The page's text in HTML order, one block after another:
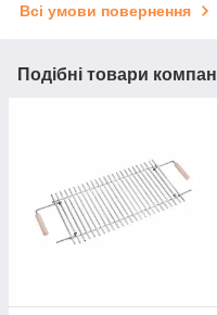
Всі умови повернення
Подібні товари